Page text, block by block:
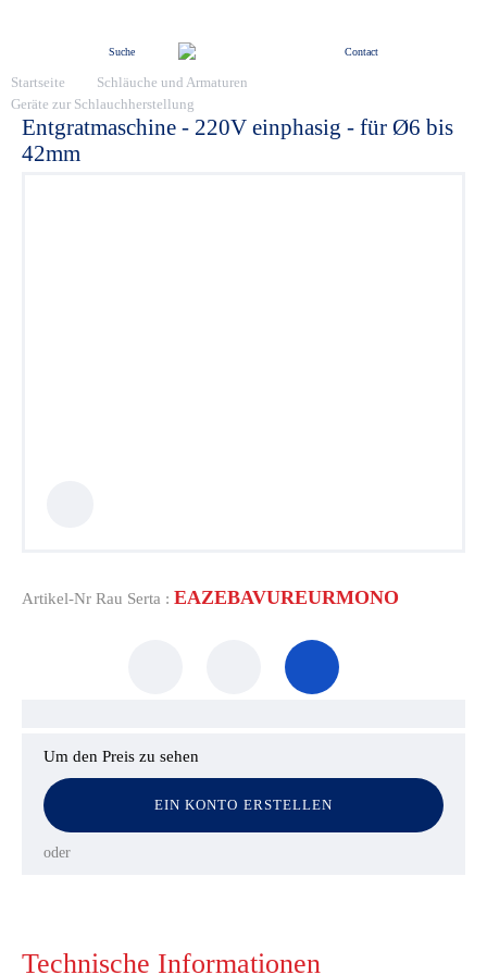
Suche Contact
Startseite
Schläuche und Armaturen
Geräte zur Schlauchherstellung
Entgratmaschine - 220V einphasig - für Ø6 bis
42mm
Artikel-Nr Rau Serta : EAZEBAVUREURMONO
Um den Preis zu sehen
EIN KONTO ERSTELLEN
oder
Technische Informationen